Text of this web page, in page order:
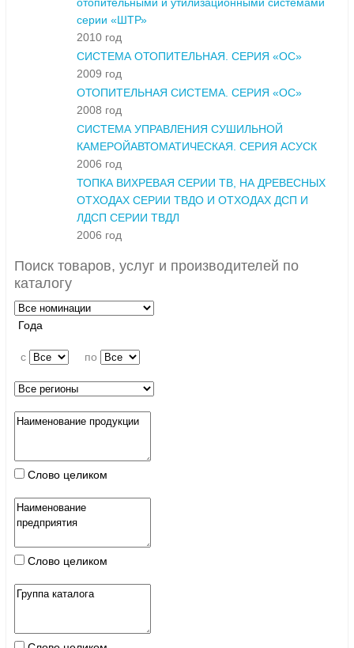
отопительными и утилизационными системами
серии «ШТР»
2010 год
СИСТЕМА ОТОПИТЕЛЬНАЯ. СЕРИЯ «ОС»
2009 год
ОТОПИТЕЛЬНАЯ СИСТЕМА. СЕРИЯ «ОС»
2008 год
СИСТЕМА УПРАВЛЕНИЯ СУШИЛЬНОЙ
КАМЕРОЙАВТОМАТИЧЕСКАЯ. СЕРИЯ АСУСК
2006 год
ТОПКА ВИХРЕВАЯ СЕРИИ ТВ, НА ДРЕВЕСНЫХ
ОТХОДАХ СЕРИИ ТВДО И ОТХОДАХ ДСП И
ЛДСП СЕРИИ ТВДЛ
2006 год
Поиск товаров, услуг и производителей по
каталогу
Года
c по
Слово целиком
Слово целиком